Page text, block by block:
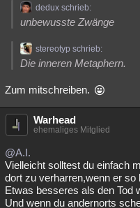
dedux schrieb:
unbewusste Zwänge
stereotyp schrieb:
Die inneren Metaphern.
Zum mitschreiben.
Warhead
ehemaliges Mitglied
@A.I.
Vielleicht solltest du einfach
dort zu verharren,wenn er
Etwas besseres als den Tod
Und wenn du andernorts